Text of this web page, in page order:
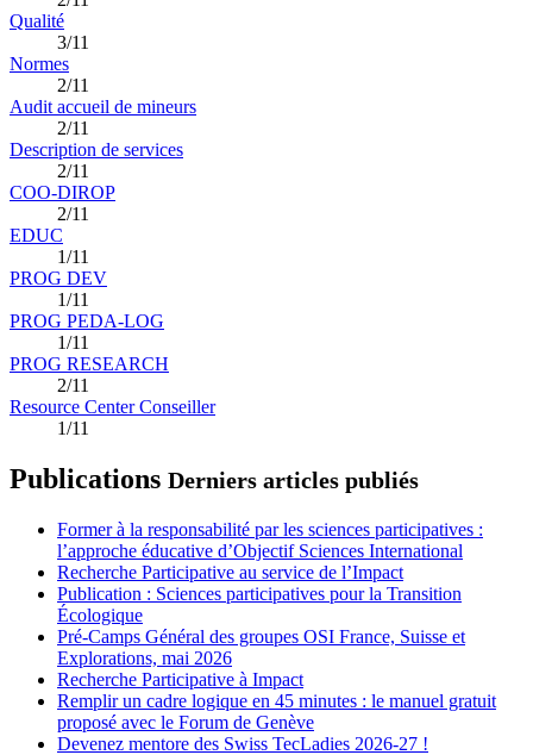
Qualité
3/11
Normes
2/11
Audit accueil de mineurs
2/11
Description de services
2/11
COO-DIROP
2/11
EDUC
1/11
PROG DEV
1/11
PROG PEDA-LOG
1/11
PROG RESEARCH
2/11
Resource Center Conseiller
1/11
Publications Derniers articles publiés
Former à la responsabilité par les sciences participatives :
l’approche éducative d’Objectif Sciences International
Recherche Participative au service de l’Impact
Publication : Sciences participatives pour la Transition
Écologique
Pré-Camps Général des groupes OSI France, Suisse et
Explorations, mai 2026
Recherche Participative à Impact
Remplir un cadre logique en 45 minutes : le manuel gratuit
proposé avec le Forum de Genève
Devenez mentore des Swiss TecLadies 2026-27 !